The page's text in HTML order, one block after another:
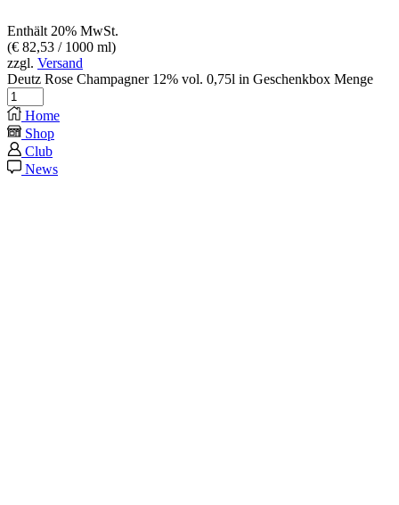
Enthält 20% MwSt.
(€ 82,53 / 1000 ml)
zzgl. Versand
Deutz Rose Champagner 12% vol. 0,75l in Geschenkbox Menge
Home
Shop
Club
News